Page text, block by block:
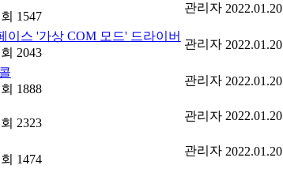
1547
관리자 2022.01.20
이스 '가상 COM 모드' 드라이버
2043
관리자 2022.01.20
1888
관리자 2022.01.20
2323
관리자 2022.01.20
1474
관리자 2022.01.20